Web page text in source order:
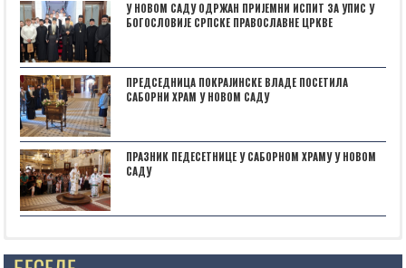
У НОВОМ САДУ ОДРЖАН ПРИЈЕМНИ ИСПИТ ЗА УПИС У
БОГОСЛОВИЈЕ СРПСКЕ ПРАВОСЛАВНЕ ЦРКВЕ
ПРЕДСЕДНИЦА ПОКРАЈИНСКЕ ВЛАДЕ ПОСЕТИЛА
САБОРНИ ХРАМ У НОВОМ САДУ
ПРАЗНИК ПЕДЕСЕТНИЦЕ У САБОРНОМ ХРАМУ У НОВОМ
САДУ
Posts not found